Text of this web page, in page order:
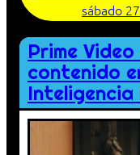
sábado
Prime
contenido